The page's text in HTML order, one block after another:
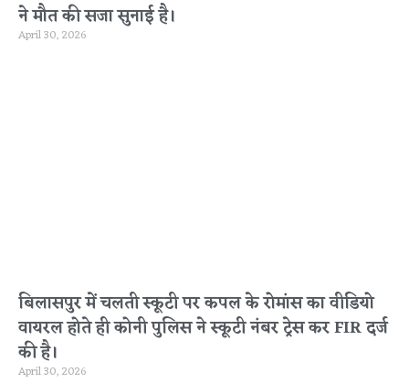
ने मौत की सजा सुनाई है।
April 30, 2026
बिलासपुर में चलती स्कूटी पर कपल के रोमांस का वीडियो
वायरल होते ही कोनी पुलिस ने स्कूटी नंबर ट्रेस कर FIR दर्ज
की है।
April 30, 2026